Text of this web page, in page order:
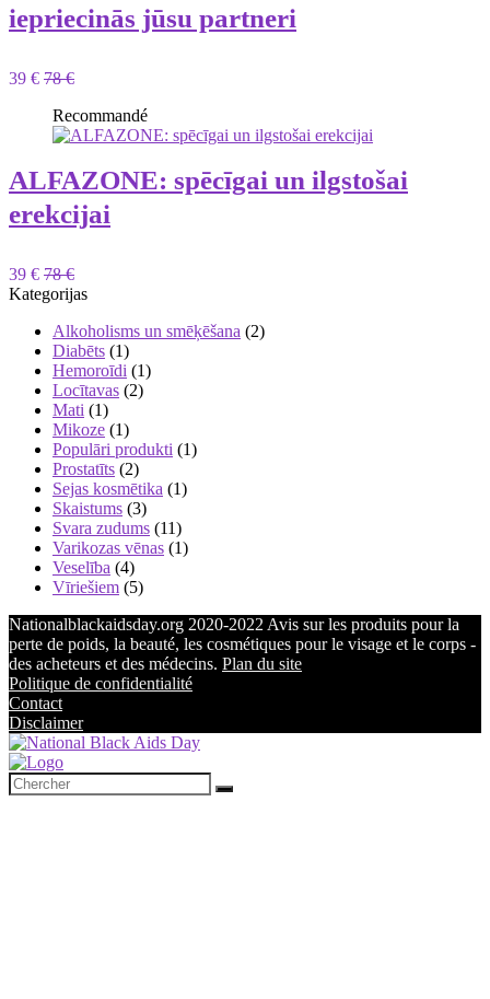
iepriecinās jūsu partneri
39 € 78 €
Recommandé
ALFAZONE: spēcīgai un ilgstošai
erekcijai
39 € 78 €
Kategorijas
Alkoholisms un smēķēšana (2)
Diabēts (1)
Hemoroīdi (1)
Locītavas (2)
Mati (1)
Mikoze (1)
Populāri produkti (1)
Prostatīts (2)
Sejas kosmētika (1)
Skaistums (3)
Svara zudums (11)
Varikozas vēnas (1)
Veselība (4)
Vīriešiem (5)
Nationalblackaidsday.org 2020-2022 Avis sur les produits pour la
perte de poids, la beauté, les cosmétiques pour le visage et le corps -
des acheteurs et des médecins. Plan du site
Politique de confidentialité
Contact
Disclaimer